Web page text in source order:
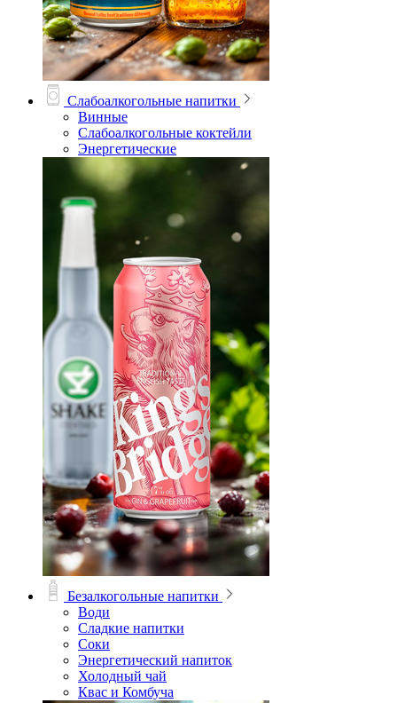
Слабоалкогольные напитки
Винные
Слабоалкогольные коктейли
Энергетические
Безалкогольные напитки
Води
Сладкие напитки
Соки
Энергетический напиток
Холодный чай
Квас и Комбуча